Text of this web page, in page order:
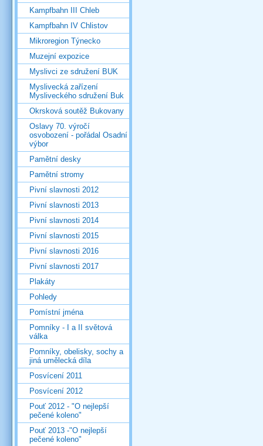
Kampfbahn III Chleb
Kampfbahn IV Chlistov
Mikroregion Týnecko
Muzejní expozice
Myslivci ze sdružení BUK
Myslivecká zařízení
Mysliveckého sdružení Buk
Okrsková soutěž Bukovany
Oslavy 70. výročí
osvobození - pořádal Osadní
výbor
Pamětní desky
Pamětní stromy
Pivní slavnosti 2012
Pivní slavnosti 2013
Pivní slavnosti 2014
Pivní slavnosti 2015
Pivní slavnosti 2016
Pivní slavnosti 2017
Plakáty
Pohledy
Pomístní jména
Pomníky - I a II světová
válka
Pomníky, obelisky, sochy a
jiná umělecká díla
Posvícení 2011
Posvícení 2012
Pouť 2012 - "O nejlepší
pečené koleno"
Pouť 2013 -"O nejlepší
pečené koleno"